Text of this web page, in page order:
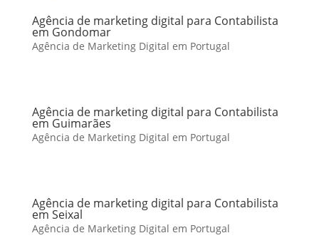
Agência de marketing digital para Contabilista
em Gondomar
Agência de Marketing Digital em Portugal
Agência de marketing digital para Contabilista
em Guimarães
Agência de Marketing Digital em Portugal
Agência de marketing digital para Contabilista
em Seixal
Agência de Marketing Digital em Portugal